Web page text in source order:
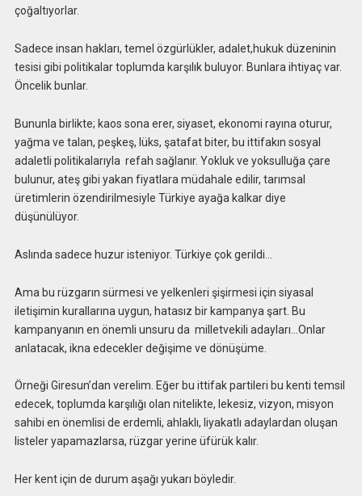
çoğaltıyorlar.
Sadece insan hakları, temel özgürlükler, adalet,hukuk düzeninin
tesisi gibi politikalar toplumda karşılık buluyor. Bunlara ihtiyaç var.
Öncelik bunlar.
Bununla birlikte; kaos sona erer, siyaset, ekonomi rayına oturur,
yağma ve talan, peşkeş, lüks, şatafat biter, bu ittifakın sosyal
adaletli politikalarıyla refah sağlanır. Yokluk ve yoksulluğa çare
bulunur, ateş gibi yakan fiyatlara müdahale edilir, tarımsal
üretimlerin özendirilmesiyle Türkiye ayağa kalkar diye
düşünülüyor.
Aslında sadece huzur isteniyor. Türkiye çok gerildi…
Ama bu rüzgarın sürmesi ve yelkenleri şişirmesi için siyasal
iletişimin kurallarına uygun, hatasız bir kampanya şart. Bu
kampanyanın en önemli unsuru da milletvekili adayları…Onlar
anlatacak, ikna edecekler değişime ve dönüşüme.
Örneği Giresun’dan verelim. Eğer bu ittifak partileri bu kenti temsil
edecek, toplumda karşılığı olan nitelikte, lekesiz, vizyon, misyon
sahibi en önemlisi de erdemli, ahlaklı, liyakatlı adaylardan oluşan
listeler yapamazlarsa, rüzgar yerine üfürük kalır.
Her kent için de durum aşağı yukarı böyledir.